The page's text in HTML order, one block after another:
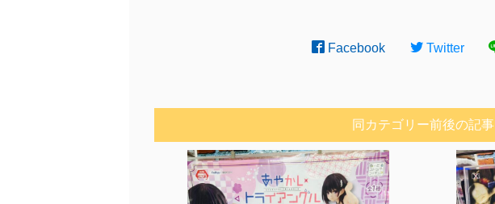
Facebook Twitter
同カテゴリー前後の記事